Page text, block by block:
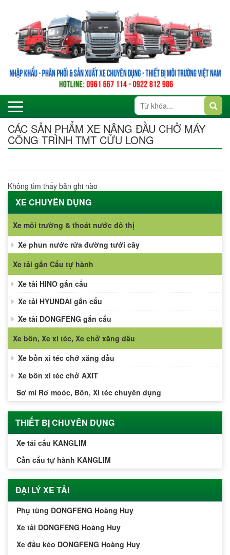
CÁC SẢN PHẨM XE NÂNG ĐẦU CHỞ MÁY
CÔNG TRÌNH TMT CỬU LONG
Không tìm thấy bản ghi nào
XE CHUYÊN DỤNG
Xe môi trường & thoát nước đô thị
Xe phun nước rửa đường tưới cây
Xe tải gắn Cẩu tự hành
Xe tải HINO gắn cẩu
Xe tải HYUNDAI gắn cẩu
Xe tải DONGFENG gắn cẩu
Xe bồn, Xe xi téc, Xe chở xăng dầu
Xe bồn xi téc chở xăng dầu
Xe bồn xi téc chở AXIT
Sơ mi Rơ moóc, Bồn, Xi téc chuyên dụng
THIẾT BỊ CHUYÊN DỤNG
Xe tải cẩu KANGLIM
Cần cẩu tự hành KANGLIM
ĐẠI LÝ XE TẢI
Phụ tùng DONGFENG Hoàng Huy
Xe tải DONGFENG Hoàng Huy
Xe đầu kéo DONGFENG Hoàng Huy